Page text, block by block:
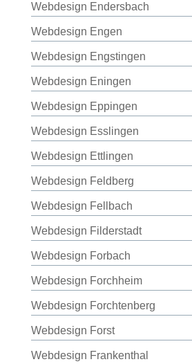
Webdesign Endersbach
Webdesign Engen
Webdesign Engstingen
Webdesign Eningen
Webdesign Eppingen
Webdesign Esslingen
Webdesign Ettlingen
Webdesign Feldberg
Webdesign Fellbach
Webdesign Filderstadt
Webdesign Forbach
Webdesign Forchheim
Webdesign Forchtenberg
Webdesign Forst
Webdesign Frankenthal